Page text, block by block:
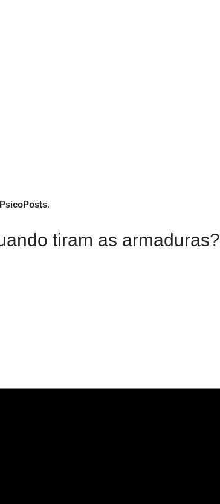
PsicoPosts.
tiram as armaduras?